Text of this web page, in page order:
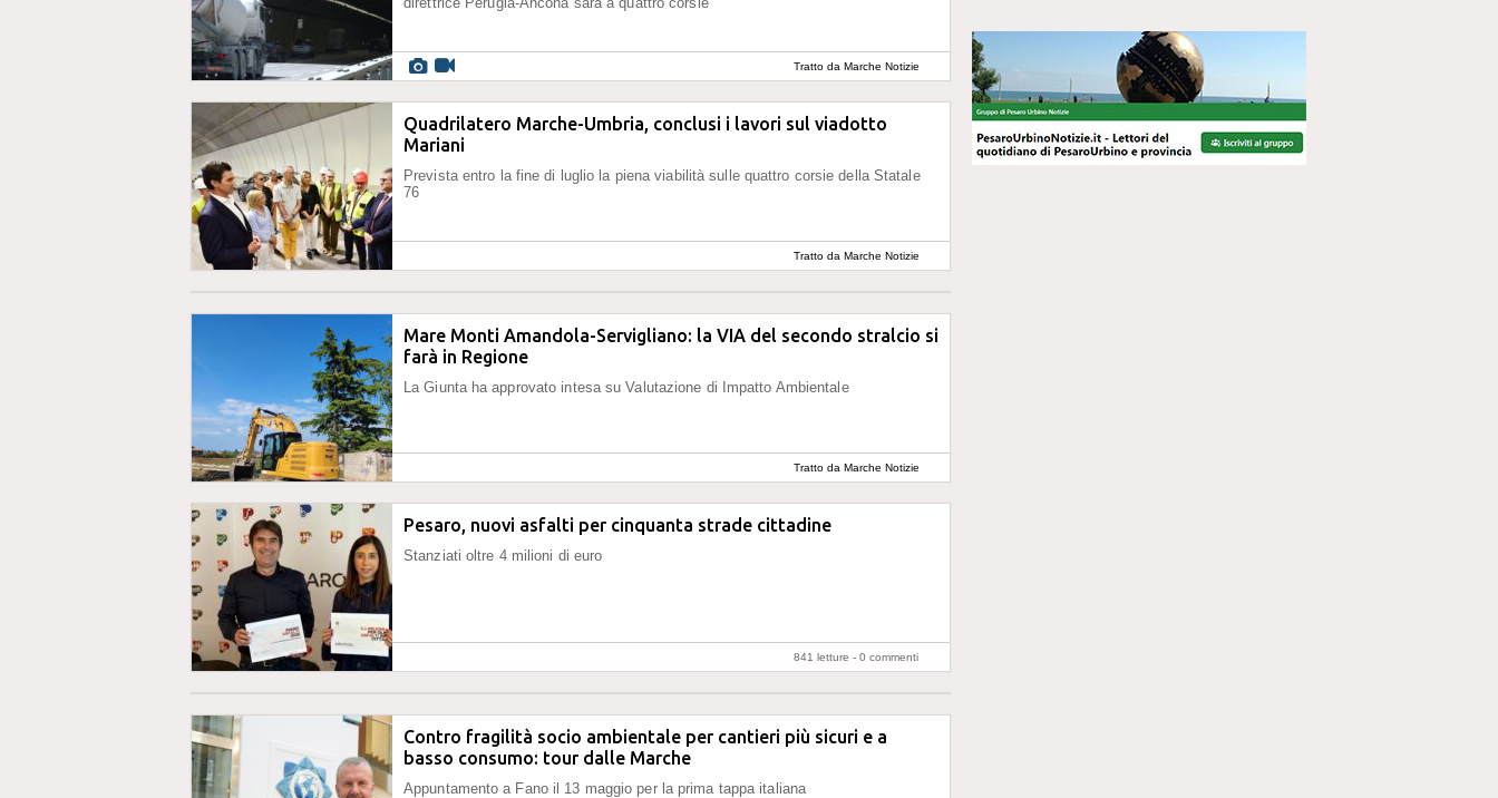
Tratto da Marche Notizie
Quadrilatero Marche-Umbria, conclusi i lavori sul viadotto
Mariani
Prevista entro la fine di luglio la piena viabilità sulle quattro corsie della Statale
76
Tratto da Marche Notizie
Mare Monti Amandola-Servigliano: la VIA del secondo stralcio si
farà in Regione
La Giunta ha approvato intesa su Valutazione di Impatto Ambientale
Tratto da Marche Notizie
Pesaro, nuovi asfalti per cinquanta strade cittadine
Stanziati oltre 4 milioni di euro
841 letture - 0 commenti
Contro fragilità socio ambientale per cantieri più sicuri e a
basso consumo: tour dalle Marche
Appuntamento a Fano il 13 maggio per la prima tappa italiana